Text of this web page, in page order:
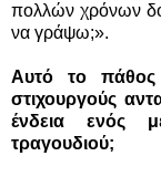
πολλών χρόνων
να γράψω;».
Αυτό το πάθος
στιχουργούς
ένδεια ενός
τραγουδιού;